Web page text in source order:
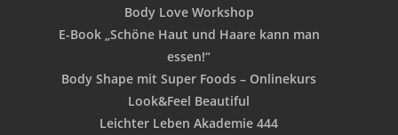
Body Love Workshop
E-Book „Schöne Haut und Haare kann man
essen!“
Body Shape mit Super Foods – Onlinekurs
Look&Feel Beautiful
Leichter Leben Akademie 444